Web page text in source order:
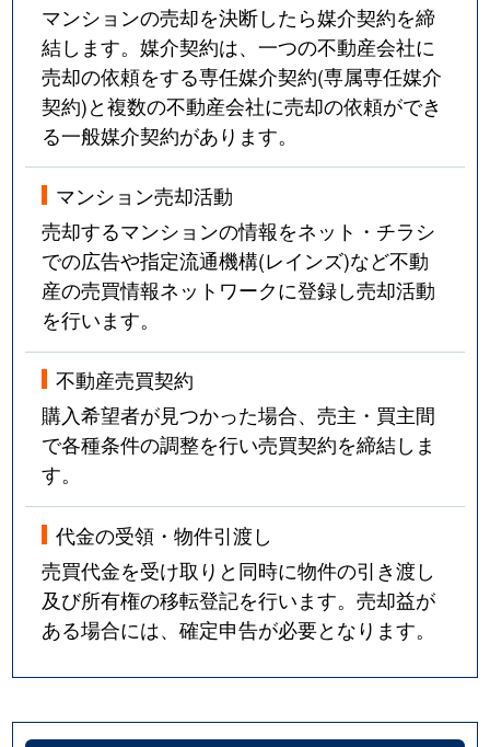
マンションの売却を決断したら媒介契約を締
結します。媒介契約は、一つの不動産会社に
売却の依頼をする専任媒介契約(専属専任媒介
契約)と複数の不動産会社に売却の依頼ができ
る一般媒介契約があります。
マンション売却活動
売却するマンションの情報をネット・チラシ
での広告や指定流通機構(レインズ)など不動
産の売買情報ネットワークに登録し売却活動
を行います。
不動産売買契約
購入希望者が見つかった場合、売主・買主間
で各種条件の調整を行い売買契約を締結しま
す。
代金の受領・物件引渡し
売買代金を受け取りと同時に物件の引き渡し
及び所有権の移転登記を行います。売却益が
ある場合には、確定申告が必要となります。